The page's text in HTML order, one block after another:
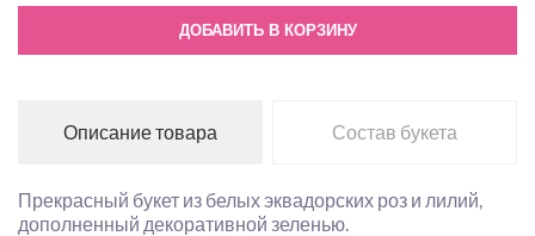
ДОБАВИТЬ В КОРЗИНУ
Описание товара Состав букета
Прекрасный букет из белых эквадорских роз и лилий,
дополненный декоративной зеленью.